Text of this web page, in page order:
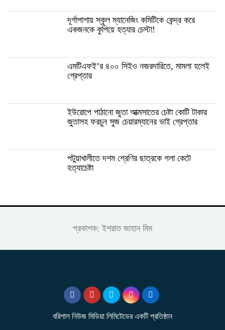
দূর্গাপাশায় স্কুল ম্যানেজিং কমিটিকে কেন্দ্র করে
একজনকে কুপিয়ে হত্যার চেস্টা!
এমটিএফই’র ৪০০ সিইও নজরদারিতে, মামলা হলেই
গ্রেপ্তার
ইউরোপে পাঠানো জুতা আত্মসাতের চেষ্টা কোটি টাকার
জুতাসহ ফরচুন সুজ চেয়ারম্যানের ভাই গ্রেপ্তার
পটুয়াখালীতে দশম শ্রেণির ছাত্রকে গলা কেটে
হত্যাচেষ্টা
প্রকাশক: ইশরাত জাহান মিম
বরিশাল নিউজ মিডিয়া লিমিটেডের একটি প্রতিষ্ঠান